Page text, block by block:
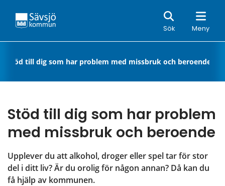
Sök Meny
Sök
Stöd till dig som har problem med missbruk och beroende
Stöd till dig som har problem
med missbruk och beroende
Upplever du att alkohol, droger eller spel tar för stor
del i ditt liv? Är du orolig för någon annan? Då kan du
få hjälp av kommunen.